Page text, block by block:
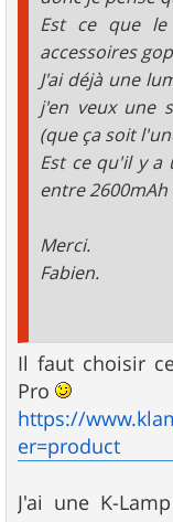
Est ce que le
accessoires
J'ai déjà une
j'en veux une
(que ça soit
Est ce qu'il y a
entre 2600mAh
Merci.
Fabien.
Il faut choisir
Pro
https://
er=product
J'ai une K-